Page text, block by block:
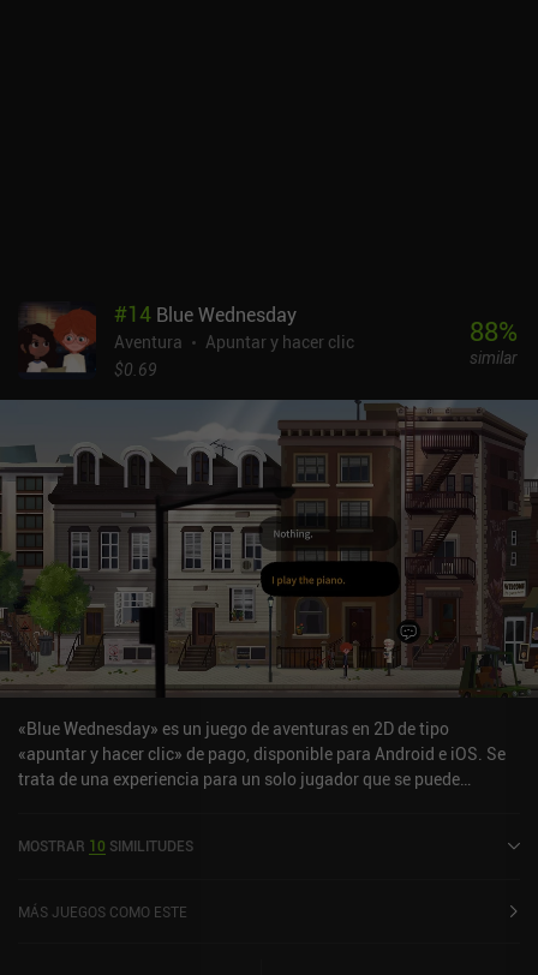
#14 Blue Wednesday
Aventura
Apuntar y hacer clic
$0.69
88%
similar
«Blue Wednesday» es un juego de aventuras en 2D de tipo
«apuntar y hacer clic» de pago, disponible para Android e iOS. Se
trata de una experiencia para un solo jugador que se puede
de 3,3 sobre 5,0 en Google Play y de 4,3 sobre 5,0 en la App Store
MOSTRAR 10 SIMILITUDES
MÁS JUEGOS COMO ESTE